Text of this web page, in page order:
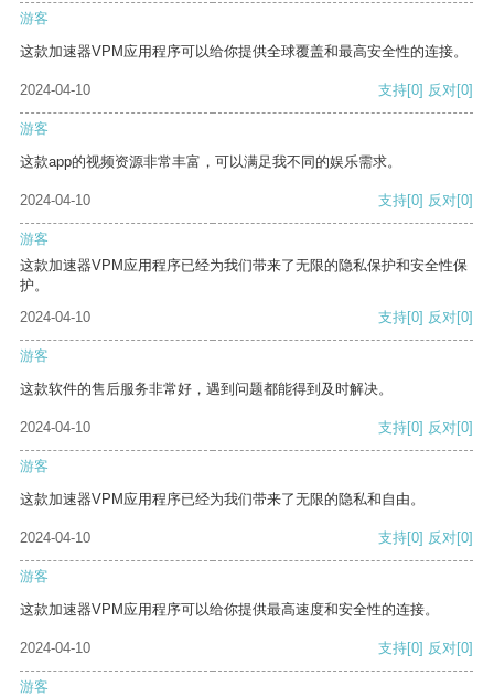
游客
这款加速器VPM应用程序可以给你提供全球覆盖和最高安全性的连接。
2024-04-10 支持[0] 反对[0]
游客
这款app的视频资源非常丰富，可以满足我不同的娱乐需求。
2024-04-10 支持[0] 反对[0]
游客
这款加速器VPM应用程序已经为我们带来了无限的隐私保护和安全性保
护。
2024-04-10
支持[0] 反对[0]
游客
这款软件的售后服务非常好，遇到问题都能得到及时解决。
2024-04-10 支持[0] 反对[0]
游客
这款加速器VPM应用程序已经为我们带来了无限的隐私和自由。
2024-04-10 支持[0] 反对[0]
游客
这款加速器VPM应用程序可以给你提供最高速度和安全性的连接。
2024-04-10 支持[0] 反对[0]
游客